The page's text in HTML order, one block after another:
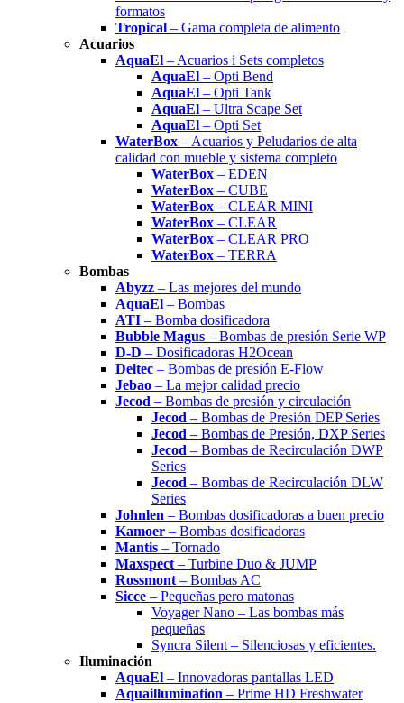
formatos
Tropical – Gama completa de alimento
Acuarios
AquaEl – Acuarios i Sets completos
AquaEl – Opti Bend
AquaEl – Opti Tank
AquaEl – Ultra Scape Set
AquaEl – Opti Set
WaterBox – Acuarios y Peludarios de alta
calidad con mueble y sistema completo
WaterBox – EDEN
WaterBox – CUBE
WaterBox – CLEAR MINI
WaterBox – CLEAR
WaterBox – CLEAR PRO
WaterBox – TERRA
Bombas
Abyzz – Las mejores del mundo
AquaEl – Bombas
ATI – Bomba dosificadora
Bubble Magus – Bombas de presión Serie WP
D-D – Dosificadoras H2Ocean
Deltec – Bombas de presión E-Flow
Jebao – La mejor calidad precio
Jecod – Bombas de presión y circulación
Jecod – Bombas de Presión DEP Series
Jecod – Bombas de Presión, DXP Series
Jecod – Bombas de Recirculación DWP
Series
Jecod – Bombas de Recirculación DLW
Series
Johnlen – Bombas dosificadoras a buen precio
Kamoer – Bombas dosificadoras
Mantis – Tornado
Maxspect – Turbine Duo & JUMP
Rossmont – Bombas AC
Sicce – Pequeñas pero matonas
Voyager Nano – Las bombas más
pequeñas
Syncra Silent – Silenciosas y eficientes.
Iluminación
AquaEl – Innovadoras pantallas LED
Aquaillumination – Prime HD Freshwater